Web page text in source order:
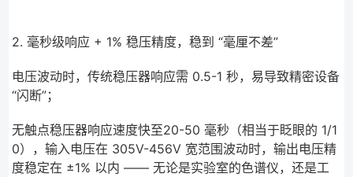
2. 毫秒级响应 + 1% 稳压精度，稳到 “毫厘不差”
电压波动时，传统稳压器响应需 0.5-1 秒，易导致精密设备
“闪断”；
无触点稳压器响应速度快至20-50 毫秒（相当于眨眼的 1/1
0），输入电压在 305V-456V 宽范围波动时，输出电压精
度稳定在 ±1% 以内 —— 无论是实验室的色谱仪，还是工